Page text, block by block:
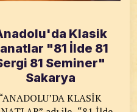
Klasik
"81 İlde 81
81 Seminer"
Sakarya
“ANADOLU’DA KLASİK